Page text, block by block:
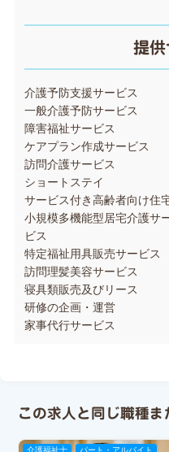
提供
介護予防支援サービス
一般介護予防サービス
障害福祉サービス
ケアプラン作成サービス
訪問介護サービス
ショートステイ
サービス付き高齢者向け住
小規模多機能型居宅介護サ
ビス
特定福祉用具販売サービス
訪問理髪美容サービス
寝具類販売及びリース
研修の企画・運営
家事代行サービス
この求人と同じ職種ま
介護福祉士 パート・アルバイト